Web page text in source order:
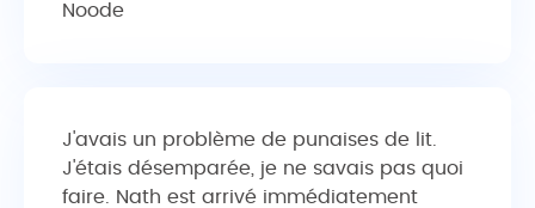
Noode
J'avais un problème de punaises de lit.
J'étais désemparée, je ne savais pas quoi
faire. Nath est arrivé immédiatement